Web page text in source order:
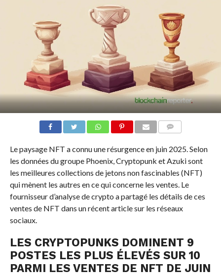
Le paysage NFT a connu une résurgence en juin 2025. Selon
les données du groupe Phoenix, Cryptopunk et Azuki sont
les meilleures collections de jetons non fascinables (NFT)
qui mènent les autres en ce qui concerne les ventes. Le
fournisseur d’analyse de crypto a partagé les détails de ces
ventes de NFT dans un récent article sur les réseaux
sociaux.
LES CRYPTOPUNKS DOMINENT 9
POSTES LES PLUS ÉLEVÉS SUR 10
PARMI LES VENTES DE NFT DE JUIN